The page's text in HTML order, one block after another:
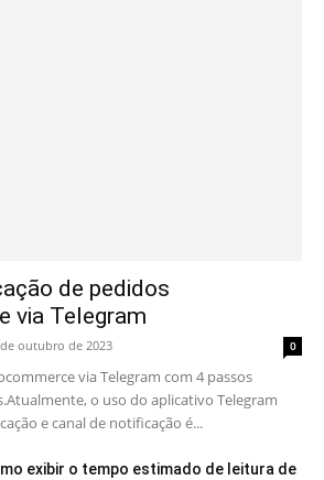
de pedidos
via Telegram
outubro de 2023 0
via Telegram com 4 passos
o uso do aplicativo Telegram
e canal de notificação é...
exibir o tempo estimado de leitura de